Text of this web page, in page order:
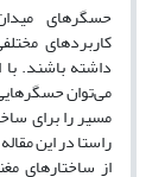
حسگرهای
کاربردهای
داشته باشند.
می‌توان
مسیر را برای
راستا در این
از ساختارهای